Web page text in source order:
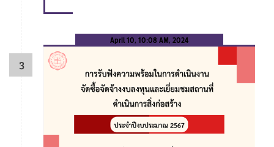
April 10, 10:08 AM, 2024